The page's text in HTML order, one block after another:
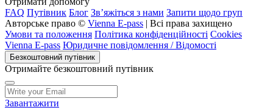
FAQ Путівник Блог Зв’яжіться з нами Запити щодо груп
Авторське право © Vienna E-pass | Всі права захищено
Умови та положення Політика конфіденційності Cookies
Vienna E-pass Юридичне повідомлення / Відомості
Безкоштовний путівник
Отримайте безкоштовний путівник
Завантажити